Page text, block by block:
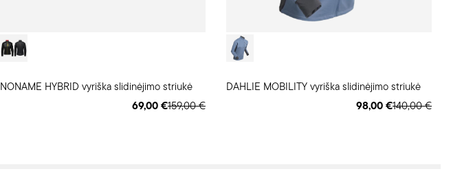
NONAME HYBRID vyriška slidinėjimo striukė
159,00 €
69,00 €
DAHLIE MOBILITY vyriška slidinėjimo striukė
140,00 €
98,00 €